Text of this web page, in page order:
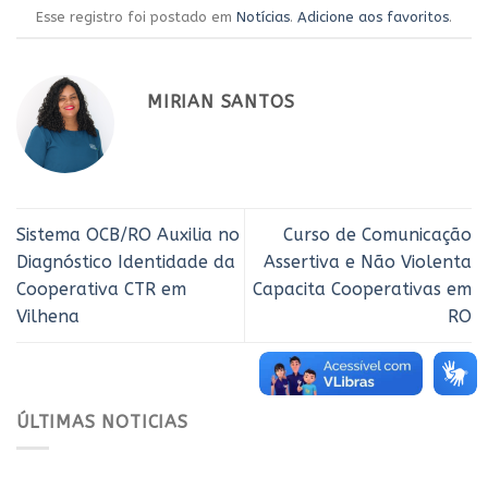
Esse registro foi postado em Notícias. Adicione aos favoritos.
MIRIAN SANTOS
Sistema OCB/RO Auxilia no
Diagnóstico Identidade da
Cooperativa CTR em
Vilhena
Curso de Comunicação
Assertiva e Não Violenta
Capacita Cooperativas em
RO
ÚLTIMAS NOTICIAS